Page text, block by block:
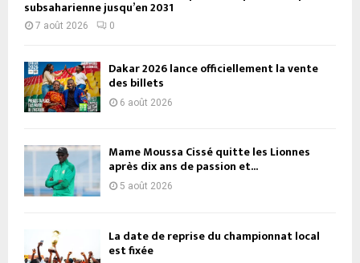
subsaharienne jusqu’en 2031
7 août 2026 0
Dakar 2026 lance officiellement la vente
des billets
6 août 2026
Mame Moussa Cissé quitte les Lionnes
après dix ans de passion et...
5 août 2026
La date de reprise du championnat local
est fixée